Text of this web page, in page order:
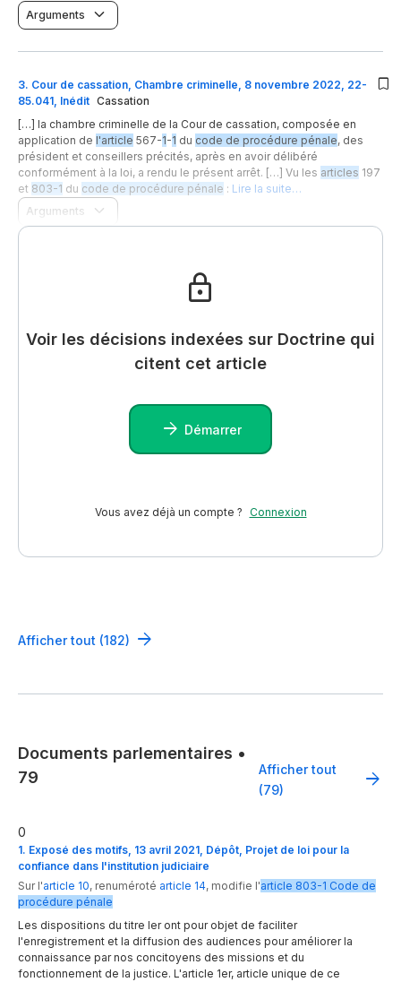
Arguments
3. Cour de cassation, Chambre criminelle, 8 novembre 2022, 22-
85.041, Inédit Cassation
[…] la chambre criminelle de la Cour de cassation, composée en
application de l'article 567-1-1 du code de procédure pénale, des
président et conseillers précités, après en avoir délibéré
conformément à la loi, a rendu le présent arrêt. […] Vu les articles 197
et 803-1 du code de procédure pénale : Lire la suite…
Arguments
Voir les décisions indexées sur Doctrine qui
citent cet article
Démarrer
Vous avez déjà un compte ? Connexion
Afficher tout (182)
Documents parlementaires •
79
Afficher tout
(79)
0
1. Exposé des motifs, 13 avril 2021, Dépôt, Projet de loi pour la
confiance dans l'institution judiciaire
Sur l'article 10, renuméroté article 14, modifie l'article 803-1 Code de
procédure pénale
Les dispositions du titre Ier ont pour objet de faciliter
l'enregistrement et la diffusion des audiences pour améliorer la
connaissance par nos concitoyens des missions et du
fonctionnement de la justice. L'article 1er, article unique de ce